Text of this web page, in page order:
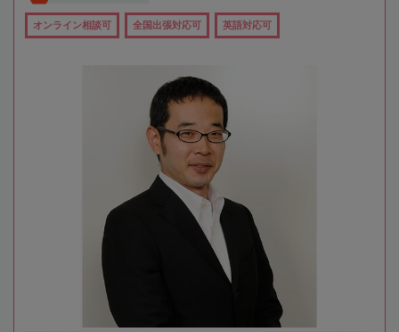
オンライン相談可 全国出張対応可 英語対応可